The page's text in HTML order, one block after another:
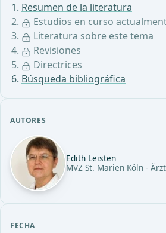
Resumen de la literatura
Estudios en curso
Literatura sobre este tema
Revisiones
Directrices
Búsqueda bibliográfica
AUTORES
Edith Leisten
MVZ St. Marien Köln -
FECHA